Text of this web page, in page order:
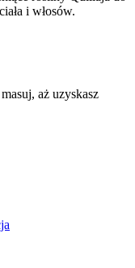
i włosów.
aż uzyskasz